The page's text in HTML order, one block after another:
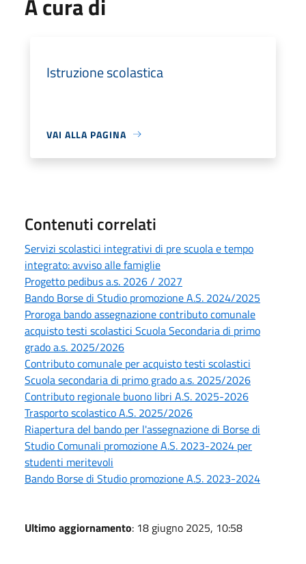
A cura di
Istruzione scolastica
VAI ALLA PAGINA
Contenuti correlati
Servizi scolastici integrativi di pre scuola e tempo
integrato: avviso alle famiglie
Progetto pedibus a.s. 2026 / 2027
Bando Borse di Studio promozione A.S. 2024/2025
Proroga bando assegnazione contributo comunale
acquisto testi scolastici Scuola Secondaria di primo
grado a.s. 2025/2026
Contributo comunale per acquisto testi scolastici
Scuola secondaria di primo grado a.s. 2025/2026
Contributo regionale buono libri A.S. 2025-2026
Trasporto scolastico A.S. 2025/2026
Riapertura del bando per l'assegnazione di Borse di
Studio Comunali promozione A.S. 2023-2024 per
studenti meritevoli
Bando Borse di Studio promozione A.S. 2023-2024
Ultimo aggiornamento: 18 giugno 2025, 10:58